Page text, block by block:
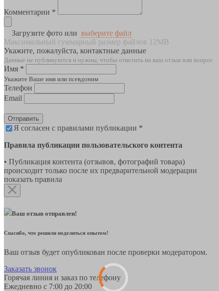
Комментарии *
Загрузите фото или выберите файл
Максимальный суммарный размер файлов 12MB
Укажите, пожалуйста, контактные данные
Данные не публикуются и нужны, чтобы ответить на ваш отзыв или вопрос
Имя *
Укажите Ваше имя или псевдоним
Телефон
Email
Отправить
Я согласен с правилами публикации *
Правила публикации пользовательского контента
• Публикация контента (отзывов, фотографий товара)
происходит только после их предварительной модерации
показать правила
Ваш отзыв отправлен!
Спасибо, что решили поделиться опытом!
Ваш отзыв будет опубликован после проверки модератором.
Заказать звонок
Горячая линия и заказ по телефону
Ежедневно с 7:00 до 20:00